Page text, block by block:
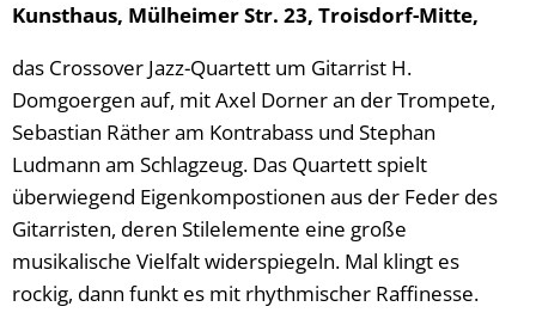
Kunsthaus, Mülheimer Str. 23, Troisdorf-Mitte,
das Crossover Jazz-Quartett um Gitarrist H.
Domgoergen auf, mit Axel Dorner an der Trompete,
Sebastian Räther am Kontrabass und Stephan
Ludmann am Schlagzeug. Das Quartett spielt
überwiegend Eigenkompostionen aus der Feder des
Gitarristen, deren Stilelemente eine große
musikalische Vielfalt widerspiegeln. Mal klingt es
rockig, dann funkt es mit rhythmischer Raffinesse.